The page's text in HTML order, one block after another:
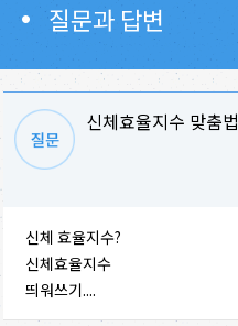
질문과 답변
신체효율지수 맞춤법
신체 효율지수?
신체효율지수
띄워쓰기....